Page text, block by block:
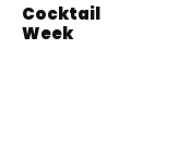
Cocktail
Week